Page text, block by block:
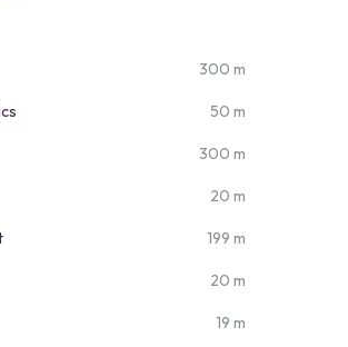
300 m
50 m
300 m
20 m
199 m
20 m
19 m